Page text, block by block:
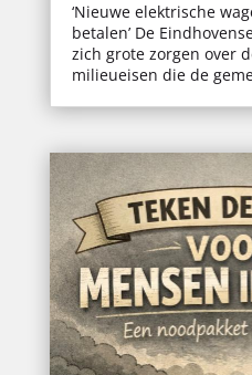
‘Nieuwe elektrische
betalen’ De
zich grote zorgen over
milieueisen die de